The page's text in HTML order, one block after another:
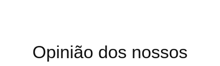
Opinião dos nossos